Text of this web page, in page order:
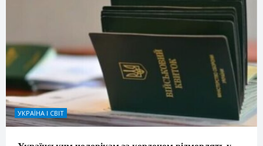
УКРАЇНА І СВІТ